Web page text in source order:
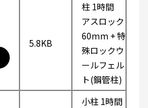
5.8KB
柱 1時間
アスロック
60mm + 特
殊ロックウ
ールフェル
ト(鋼管柱)
小柱 1時間